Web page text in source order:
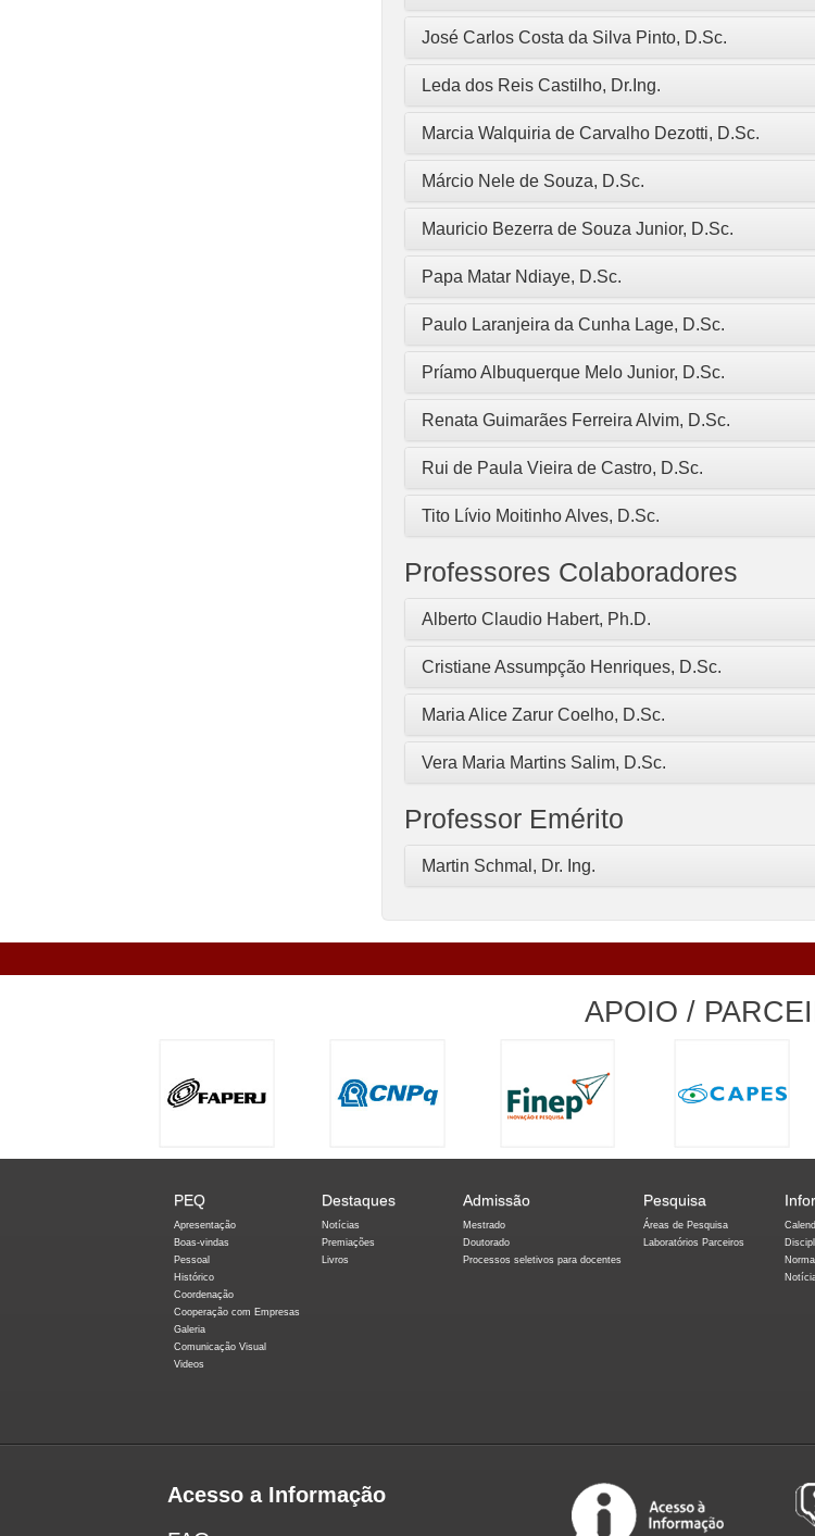
José Carlos Costa da Silva Pinto, D.Sc.
Leda dos Reis Castilho, Dr.Ing.
Marcia Walquiria de Carvalho Dezotti, D.Sc.
Márcio Nele de Souza, D.Sc.
Mauricio Bezerra de Souza Junior, D.Sc.
Papa Matar Ndiaye, D.Sc.
Paulo Laranjeira da Cunha Lage, D.Sc.
Príamo Albuquerque Melo Junior, D.Sc.
Renata Guimarães Ferreira Alvim, D.Sc.
Rui de Paula Vieira de Castro, D.Sc.
Tito Lívio Moitinho Alves, D.Sc.
Professores Colaboradores
Alberto Claudio Habert, Ph.D.
Cristiane Assumpção Henriques, D.Sc.
Maria Alice Zarur Coelho, D.Sc.
Vera Maria Martins Salim, D.Sc.
Professor Emérito
Martin Schmal, Dr. Ing.
APOIO /
PEQ
Apresentação
Boas-vindas
Pessoal
Histórico
Coordenação
Cooperação com Empresas
Galeria
Comunicação Visual
Videos
Destaques
Notícias
Premiações
Livros
Admissão
Mestrado
Doutorado
Processos seletivos para docentes
Pesquisa
Áreas de Pesquisa
Laboratórios Parceiros
Acesso a Informação